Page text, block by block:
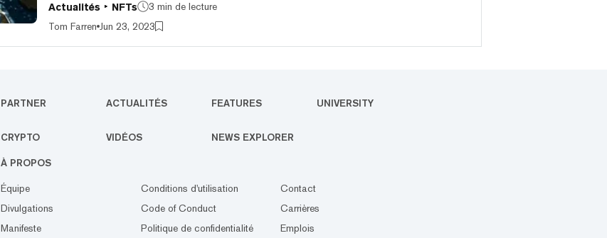
numérique créée par l'artiste Rhi Madeline célèbre la capitaine du club féminin
Alexia Putellas et «symbolise la transformation et un catalyseur de progrès»,
Actualités NFTs
3 min de lecture
Tom Farren Jun 23, 2023
PARTNER ACTUALITÉS FEATURES UNIVERSITY
CRYPTO VIDÉOS NEWS EXPLORER
À PROPOS
Équipe
Divulgations
Manifeste
Conditions d'utilisation
Code of Conduct
Politique de confidentialité
Contact
Carrières
Emplois